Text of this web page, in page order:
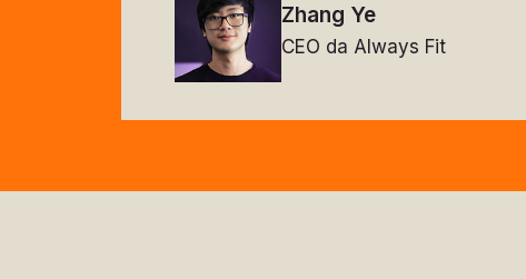
Zhang Ye
CEO da Always Fit